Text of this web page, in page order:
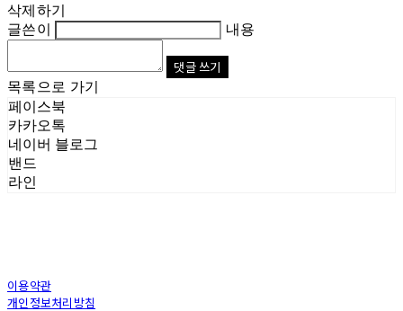
삭제하기
글쓴이
내용
댓글 쓰기
목록으로 가기
페이스북
카카오톡
네이버 블로그
밴드
라인
이용약관
개인정보처리방침